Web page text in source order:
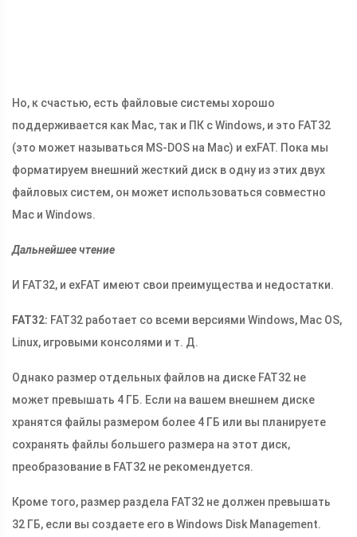
Но, к счастью, есть файловые системы хорошо
поддерживается как Mac, так и ПК с Windows, и это FAT32
(это может называться MS-DOS на Mac) и exFAT. Пока мы
форматируем внешний жесткий диск в одну из этих двух
файловых систем, он может использоваться совместно
Mac и Windows.
Дальнейшее чтение
И FAT32, и exFAT имеют свои преимущества и недостатки.
FAT32: FAT32 работает со всеми версиями Windows, Mac OS,
Linux, игровыми консолями и т. Д.
Однако размер отдельных файлов на диске FAT32 не
может превышать 4 ГБ. Если на вашем внешнем диске
хранятся файлы размером более 4 ГБ или вы планируете
сохранять файлы большего размера на этот диск,
преобразование в FAT32 не рекомендуется.
Кроме того, размер раздела FAT32 не должен превышать
32 ГБ, если вы создаете его в Windows Disk Management.